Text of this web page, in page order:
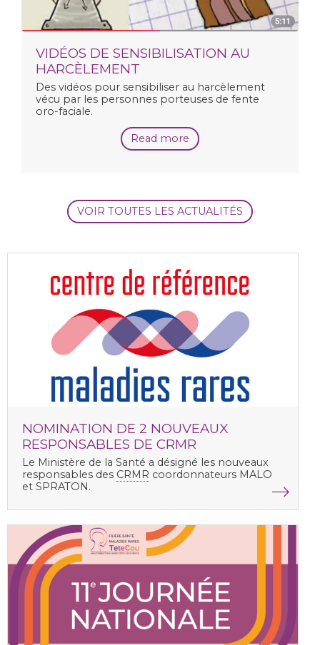
VIDÉOS DE SENSIBILISATION AU
HARCÈLEMENT
Des vidéos pour sensibiliser au harcèlement
vécu par les personnes porteuses de fente
oro-faciale.
Read more
VOIR TOUTES LES ACTUALITÉS
NOMINATION DE 2 NOUVEAUX
RESPONSABLES DE CRMR
Le Ministère de la Santé a désigné les nouveaux
responsables des CRMR coordonnateurs MALO
et SPRATON.